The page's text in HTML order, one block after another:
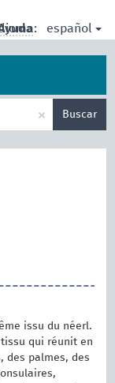
español
× Buscar
issu du néerl.
qui réunit en
des palmes, des